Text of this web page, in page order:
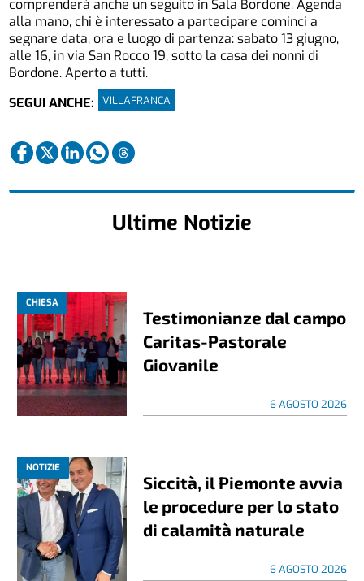
comprenderà anche un seguito in Sala Bordone. Agenda
alla mano, chi è interessato a partecipare cominci a
segnare data, ora e luogo di partenza: sabato 13 giugno,
alle 16, in via San Rocco 19, sotto la casa dei nonni di
Bordone. Aperto a tutti.
SEGUI ANCHE:
VILLAFRANCA
Ultime Notizie
CHIESA
Testimonianze dal campo
Caritas-Pastorale
Giovanile
6 AGOSTO 2026
NOTIZIE
Siccità, il Piemonte avvia
le procedure per lo stato
di calamità naturale
6 AGOSTO 2026